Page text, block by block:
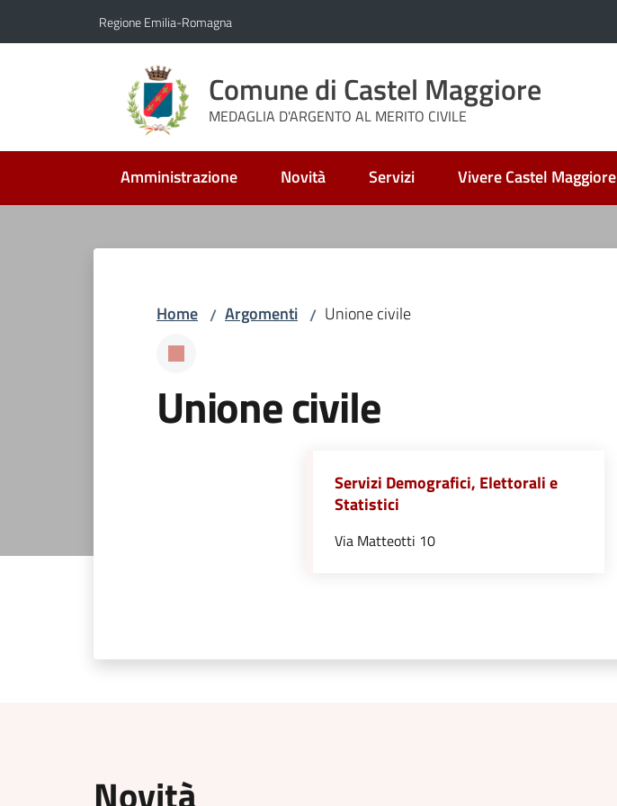
Regione Emilia-Romagna
Comune di Castel Maggiore
MEDAGLIA D'ARGENTO AL MERITO CIVILE
Amministrazione Novità Servizi Vivere Castel Maggiore
Home / Argomenti / Unione civile
Unione civile
Servizi Demografici, Elettorali e
Statistici
Via Matteotti 10